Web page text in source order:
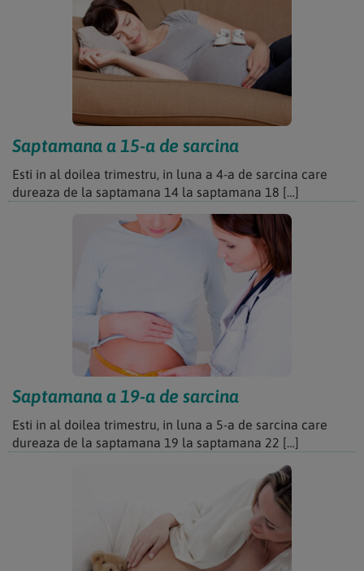
Saptamana a 15-a de sarcina
Esti in al doilea trimestru, in luna a 4-a de sarcina care
dureaza de la saptamana 14 la saptamana 18 […]
Saptamana a 19-a de sarcina
Esti in al doilea trimestru, in luna a 5-a de sarcina care
dureaza de la saptamana 19 la saptamana 22 […]